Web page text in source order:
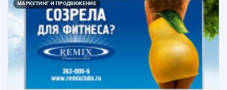
МАРКЕТИНГ И ПРОДВИЖЕНИЕ